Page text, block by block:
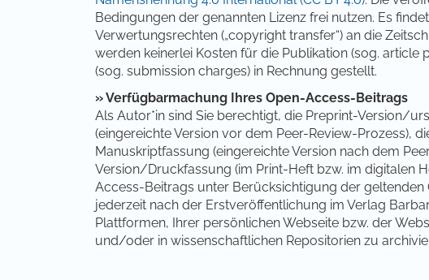
Bedingungen der genannten Lizenz frei nutzen. Es
Verwertungsrechten („copyright transfer“) an die
werden keinerlei Kosten für die Publikation (sog. article
(sog. submission charges) in Rechnung gestellt.
»Verfügbarmachung Ihres Open-Access-Beitrags
Als Autor*in sind Sie berechtigt, die Preprint-Version/
(eingereichte Version vor dem Peer-Review-Prozess),
Manuskriptfassung (eingereichte Version nach dem
Version/Druckfassung (im Print-Heft bzw. im digitalen
Access-Beitrags unter Berücksichtigung der
jederzeit nach der Erstveröffentlichung im Verlag
Plattformen, Ihrer persönlichen Webseite bzw. der
und/oder in wissenschaftlichen Repositorien zu